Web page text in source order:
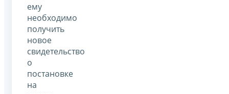
ему
необходимо
получить
новое
свидетельство
о
постановке
на